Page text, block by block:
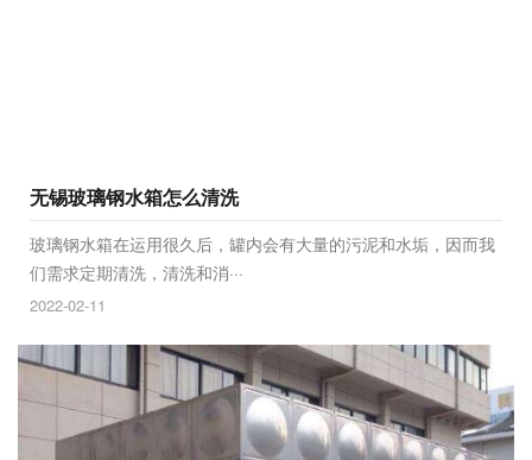
无锡玻璃钢水箱怎么清洗
玻璃钢水箱在运用很久后，罐内会有大量的污泥和水垢，因而我
们需求定期清洗，清洗和消···
2022-02-11